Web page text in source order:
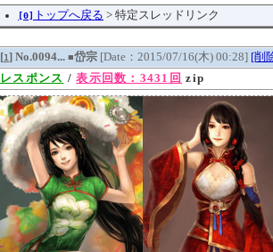
[0] トップへ戻る > 特定スレッドリンク
[1] No.0094... ■岱宗 [Date：2015/07/16(木) 00:28] [削
レスポンス /表示回数：3431回 zip